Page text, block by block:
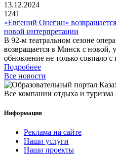
13.12.2024
1241
«Евгений Онегин»
новой интерпретации
В 92-м театральном сезоне
возвращается в Минск с новой,
обновление не только совпало с
Подробнее
Все новости
Все компании отдыха и туризма
Информация
Реклама на сайте
Наши услуги
Наши проекты